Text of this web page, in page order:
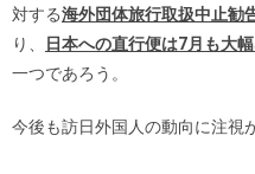
対する海外団体旅行取扱中止勧
り、
日本への直行便は7月も大
一つであろう。
今後も訪日外国人の動向に注視